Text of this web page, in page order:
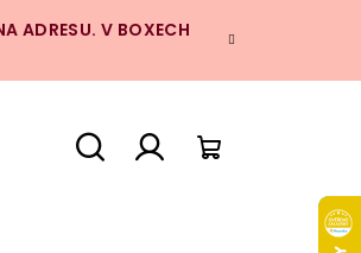
ADRESU. V BOXECH